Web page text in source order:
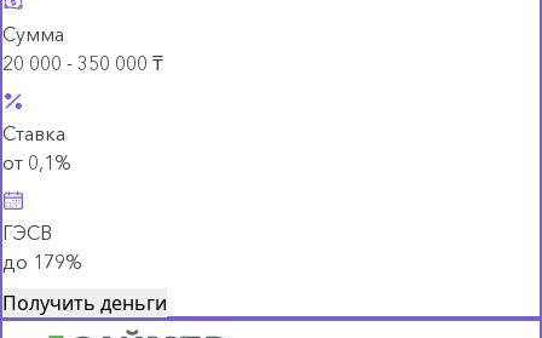
Сумма
20 000 - 350 000 ₸
Ставка
от 0,1%
ГЭСВ
до 179%
Получить деньги